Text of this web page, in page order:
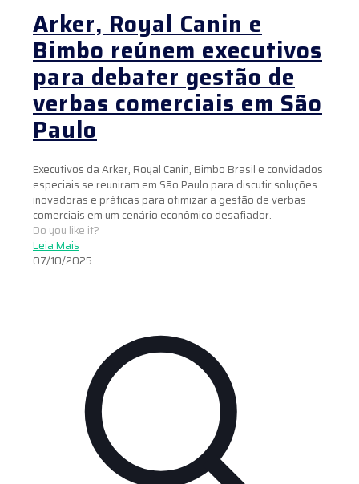
Arker, Royal Canin e
Bimbo reúnem executivos
para debater gestão de
verbas comerciais em São
Paulo
Executivos da Arker, Royal Canin, Bimbo Brasil e convidados
especiais se reuniram em São Paulo para discutir soluções
inovadoras e práticas para otimizar a gestão de verbas
comerciais em um cenário econômico desafiador.
Do you like it?
Leia Mais
07/10/2025